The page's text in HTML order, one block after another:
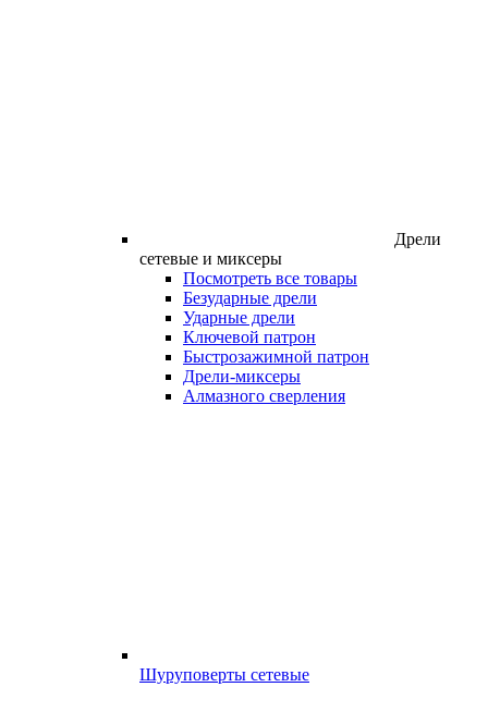
Дрели
сетевые и миксеры
Посмотреть все товары
Безударные дрели
Ударные дрели
Ключевой патрон
Быстрозажимной патрон
Дрели-миксеры
Алмазного сверления
Шуруповерты сетевые